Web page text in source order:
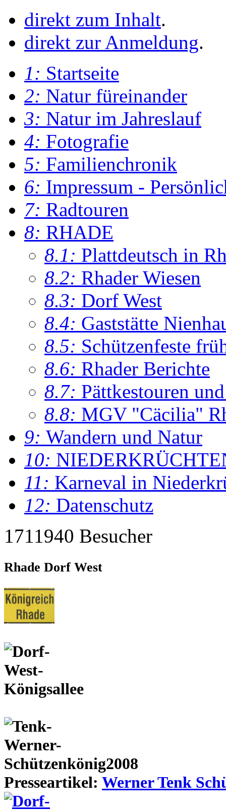
direkt zum Inhalt.
direkt zur Anmeldung.
1: Startseite
2: Natur füreinander
3: Natur im Jahreslauf
4: Fotografie
5: Familienchronik
6: Impressum -
7: Radtouren
8: RHADE
8.1: Plattdeutsch in
8.2: Rhader Wiesen
8.3: Dorf West
8.4: Gaststätte
8.5: Schützenfeste
8.6: Rhader Berichte
8.7: Pättkestouren
8.8: MGV "Cäcilia"
9: Wandern und Natur
10:
11: Karneval in
12: Datenschutz
1711940 Besucher
Rhade Dorf West
Presseartikel: Werner Tenk